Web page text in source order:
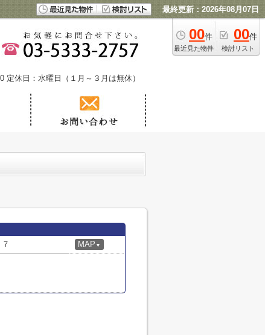
最終更新：2026年08月07日
00件
最近見た物件
00件
検討リスト
定休日：水曜日（１月～３月は無休）
MAP ▼